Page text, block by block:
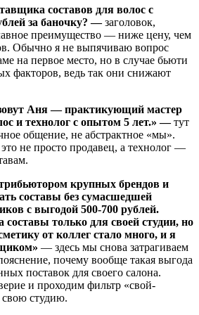
составов для волос с
за баночку? —заголовок,
преимущество — ниже цену, чем
Обычно я не выпячиваю вопрос
на первое место, но в случае бьюти
факторов, ведь так они снижают
Аня — практикующий мастер
и технолог с опытом 5 лет.» —тут
общение, не абстрактное «мы».
не просто продавец, а технолог —
крупных брендов и
составы без сумасшедшей
с выгодой 500-700 рублей.
составы только для своей студии, но
от коллег стало много, и я
— здесь мы снова затрагиваем
почему вообще такая выгода
поставок для своего салона.
и проходим фильтр «свой-
студию.